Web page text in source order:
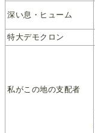
深い息・ヒューム
特大デモクロン
私がこの地の支配者